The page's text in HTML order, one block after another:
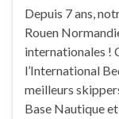
Depuis 7 ans,
Rouen
internationales !
l’International
meilleurs
Base Nautique